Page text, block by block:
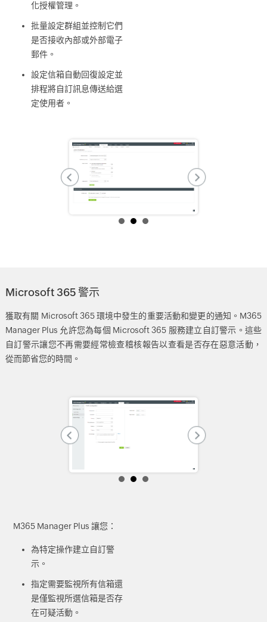
化授權管理。
批量設定群組並控制它們
是否接收內部或外部電子
郵件。
設定信箱自動回復設定並
排程將自訂訊息傳送給選
定使用者。
Microsoft 365 警示
獲取有關 Microsoft 365 環境中發生的重要活動和變更的通知。M365
Manager Plus 允許您為每個 Microsoft 365 服務建立自訂警示。這些
自訂警示讓您不再需要經常檢查稽核報告以查看是否存在惡意活動，
從而節省您的時間。
M365 Manager Plus 讓您：
為特定操作建立自訂警
示。
指定需要監視所有信箱還
是僅監視所選信箱是否存
在可疑活動。